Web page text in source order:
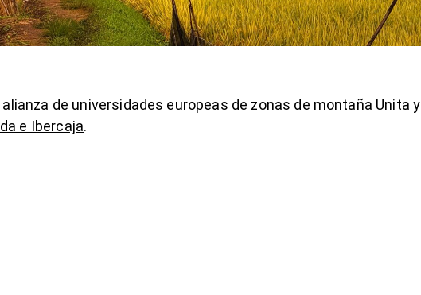
de universidades europeas de zonas de montaña Unita y
e Ibercaja.